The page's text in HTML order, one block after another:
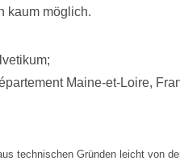
kaum möglich.
Maine-et-Loire,
technischen Gründen leicht von